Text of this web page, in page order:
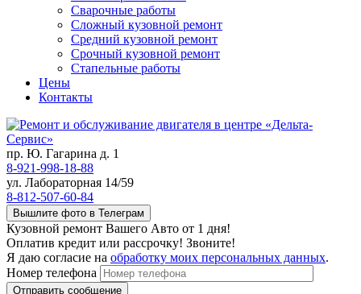
Сварочные работы
Сложный кузовной ремонт
Средний кузовной ремонт
Срочный кузовной ремонт
Стапельные работы
Цены
Контакты
пр. Ю. Гагарина д. 1
8-921-998-18-88
ул. Лабораторная 14/59
8-812-507-60-84
Вышлите фото в Телеграм
Кузовной ремонт Вашего Авто от 1 дня!
Оплатив кредит или рассрочку! Звоните!
Я даю согласие на обработку моих персональных данных.
Номер телефона